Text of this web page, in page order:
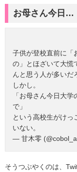
お母さん今日…
子供が登校直前に「
の」とほざいて大慌
んと思う人が多いだ
しかし。
「お母さん今日大
で」
という高校生がけっ
いない。
— 甘木零
そうつぶやくのは、